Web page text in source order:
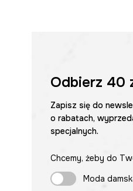
Odbierz 40
Zapisz się do
o rabatach,
specjalnych.
Chcemy, żeby do
Moda